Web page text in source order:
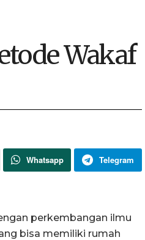
Wakaf
Whatsapp Telegram
perkembangan ilmu
bisa memiliki rumah